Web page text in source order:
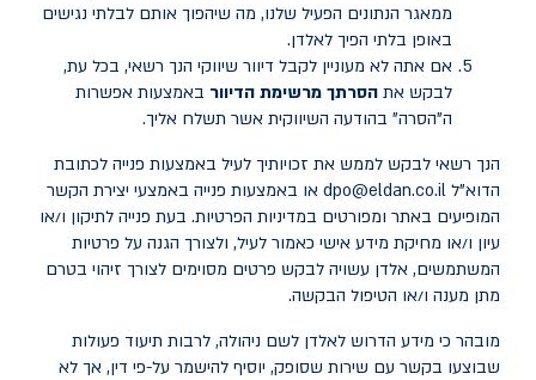
ממאגר הנתונים הפעיל שלנו, מה שיהפוך אותם לבלתי נגישים
באופן בלתי הפיך לאלדן.
אם אתה לא מעוניין לקבל דיוור שיווקי הנך רשאי, בכל עת,
לבקש את הסרתך מרשימת הדיוור באמצעות אפשרות
ה"הסרה" בהודעה השיווקית אשר תשלח אליך.
הנך רשאי לבקש לממש את זכויותיך לעיל באמצעות פנייה לכתובת
הדוא"ל dpo@eldan.co.il או באמצעות פנייה באמצעי יצירת הקשר
המופיעים באתר ומפורטים במדיניות הפרטיות. בעת פנייה לתיקון ו/או
עיון ו/או מחיקת מידע אישי כאמור לעיל, ולצורך הגנה על פרטיות
המשתמשים, אלדן עשויה לבקש פרטים מסוימים לצורך זיהוי בטרם
מתן מענה ו/או הטיפול הבקשה.
מובהר כי מידע הדרוש לאלדן לשם ניהולה, לרבות תיעוד פעולות
שבוצעו בקשר עם שירות שסופק, יוסיף להישמר על-פי דין, אך לא